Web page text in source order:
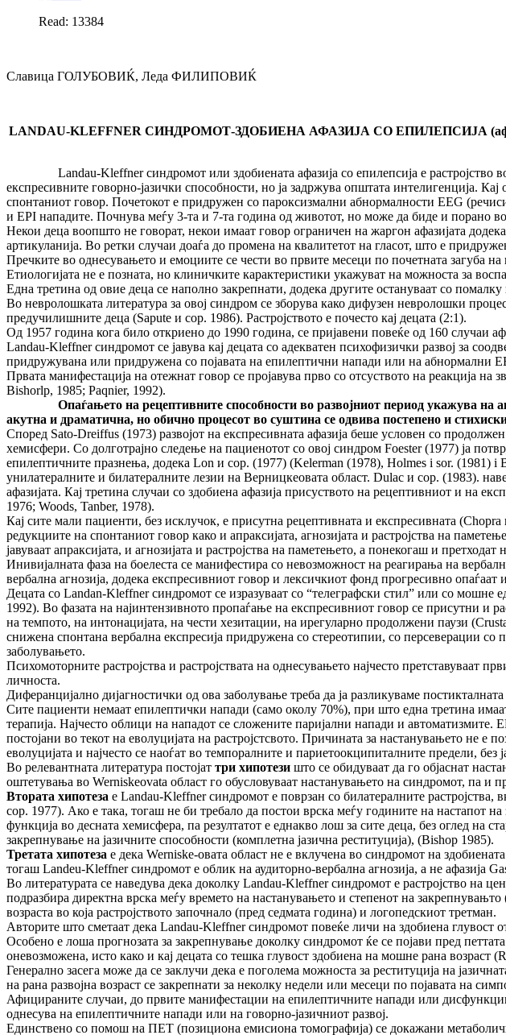
Read: 13384
Славица ГОЛУБОВИЌ, Леда ФИЛИПОВИЌ
LANDAU-KLEFFNER СИНДРОМОТ-ЗДОБИЕНА АФАЗИЈА СО ЕПИЛЕПСИЈА
Landau-Kleffner синдромот или здобиената афазија со епилепсија е растројство во
експресивните говорно-јазички способности, но ја задржува општата интелигенција. Кај
спонтаниот говор. Почетокот е придружен со пароксизмални абнормалности EEG
и EPI нападите. Почнува меѓу 3-та и 7-та година од животот, но може да биде и порано
Некои деца воопшто не говорат, некои имаат говор ограничен на жаргон афазијата
артикуланија. Во ретки случаи доаѓа до промена на квалитетот на гласот, што е
Пречките во однесувањето и емоциите се чести во првите месеци по почетната загуба
Етиологијата не е позната, но клиничките карактеристики укажуват на можноста за
Една третина од овие деца се наполно закрепнати, додека другите остануваат со
Во невролошката литература за овој синдром се зборува како дифузен невролошки
предучилишните деца (Sapute и сор. 1986). Растројството е почесто кај децата (2:1).
Од 1957 година кога било откриено до 1990 година, се пријавени повеќе од 160 случаи
Landau-Kleffner синдромот се јавува кај децата со адекватен психофизички развој за
придружувана или придружена со појавата на епилептични напади или на абнормални
Првата манифестација на отежнат говор се пројавува прво со отсуството на реакција на
Bishorlp, 1985; Paqnier, 1992).
Опаѓањето на рецептивните способности во развојниот период укажува на
акутна и драматична, но обично процесот во суштина се одвива постепено и
Според Sato-Dreiffus (1973) развојот на експресивната афазија беше условен со
хемисфери. Со долготрајно следење на пациенотот со овој синдром Foester (1977) ја
епилептичните празнења, додека Lon и сор. (1977) (Kelerman (1978), Holmes i sor. (1981) i
унилатералните и билатералните лезии на Верницкеовата област. Dulac и сор. (1983).
афазијата. Кај третина случаи со здобиена афазија присуството на рецептивниот и на
1976; Woods, Tanber, 1978).
Кај сите мали пациенти, без исклучок, е присутна рецептивната и експресивната
редукциите на спонтаниот говор како и апраксијата, агнозијата и растројства на
јавуваат апраксијата, и агнозијата и растројства на паметењето, а понекогаш и претходат
Инивијалната фаза на боелеста се манифестира со невозможност на реагирања на
вербална агнозија, додека експресивниот говор и лексичкиот фонд прогресивно
Децата со Landan-Kleffner синдромот се изразуваат со “телеграфски стил” или со
1992). Во фазата на најинтензивното пропаѓање на експресивниот говор се присутни и
на темпото, на интонацијата, на чести хезитации, на ирегуларно продолжени паузи
снижена спонтана вербална експресија придружена со стереотипии, со персеверации со
заболувањето.
Психомоторните растројства и растројствата на однесувањето најчесто претставуваат
личноста.
Диферанцијално дијагностички од ова заболување треба да ја разликуваме
Сите пациенти немаат епилептички напади (само околу 70%), при што една третина
терапија. Најчесто облици на нападот се сложените паријални напади и
постојани во текот на еволуцијата на растројстсвото. Причината за настанувањето не
еволуцијата и најчесто се наоѓат во темпоралните и париетоокципиталните предели, без
Во релевантната литература постојат три хипотези што се обидуваат да го објаснат
оштетувања во Werniskeovata област го обусловуваат настанувањето на синдромот, па
Втората хипотеза е Landau-Kleffner синдромот е поврзан со билатералните растројства,
сор. 1977). Ако е така, тогаш не би требало да постои врска меѓу годините на настапот
функција во десната хемисфера, па резултатот е еднакво лош за сите деца, без оглед на
закрепнување на јазичните способности (комплетна јазична реституција), (Bishop 1985).
Третата хипотеза е дека Werniske-овата област не е вклучена во синдромот на
тогаш Landeu-Kleffner синдромот е облик на аудиторно-вербална агнозија, а не афазија
Во литературата се наведува дека доколку Landau-Kleffner синдромот е растројство на
подразбира директна врска меѓу времето на настанувањето и степенот на
возраста во која растројството започнало (пред седмата година) и логопедскиот третман.
Авторите што сметаат дека Landau-Kleffner синдромот повеќе личи на здобиена глувост
Особено е лоша прогнозата за закрепнување доколку синдромот ќе се појави пред
оневозможена, исто како и кај децата со тешка глувост здобиена на мошне рана возраст
Генерално засега може да се заклучи дека е поголема можноста за реституција на
на рана развојна возраст се закрепнати за неколку недели или месеци по појавата на
Афицираните случаи, до првите манифестации на епилептичните напади или
однесува на епилептичните напади или на говорно-јазичниот развој.
Единствено со помош на ПЕТ (позициона емисиона томографија) се докажани